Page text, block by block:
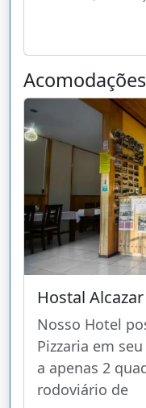
Acomodações
Hostal
Nosso Hotel
Pizzaria em
a apenas 2
rodoviário de